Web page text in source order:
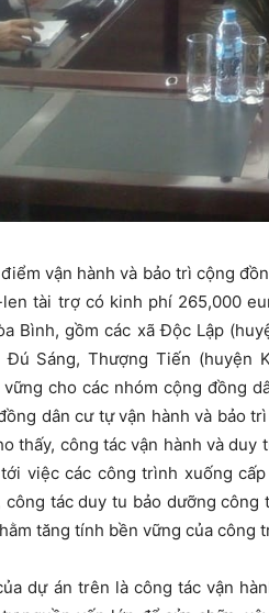
vận hành và bảo trì cộng
tài trợ có kinh phí 265,000
Bình, gồm các xã Độc Lập
Đú Sáng, Thượng Tiến (huyện
cho các nhóm cộng đồng
dân cư tự vận hành và bảo
thấy, công tác vận hành và
việc các công trình xuống
công tác duy tu bảo dưỡng
tăng tính bền vững của công
dự án trên là công tác vận